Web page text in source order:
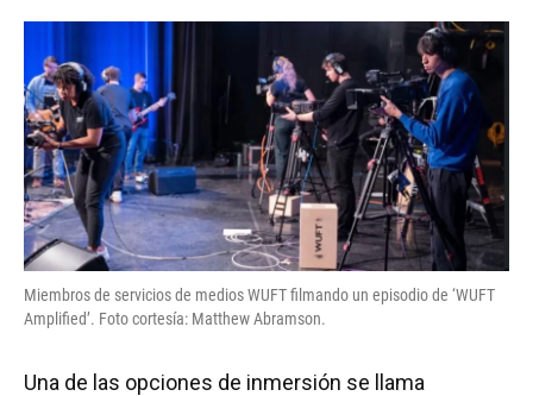
Miembros de servicios de medios WUFT filmando un episodio de ‘WUFT
Amplified’. Foto cortesía: Matthew Abramson.
Una de las opciones de inmersión se llama